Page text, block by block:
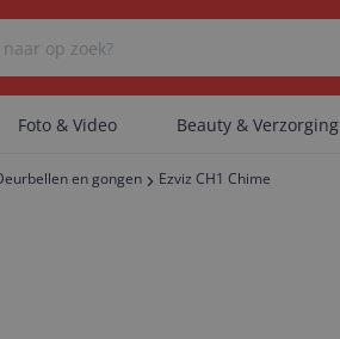
Foto & Video Beauty & Verzorging
en gongen Ezviz CH1 Chime